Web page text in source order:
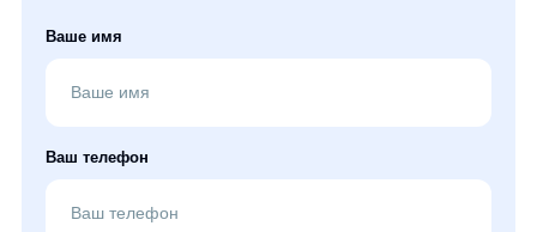
Ваше имя
Ваш телефон